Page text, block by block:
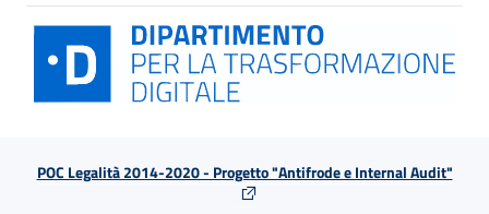
POC Legalità 2014-2020 - Progetto "Antifrode e Internal Audit"